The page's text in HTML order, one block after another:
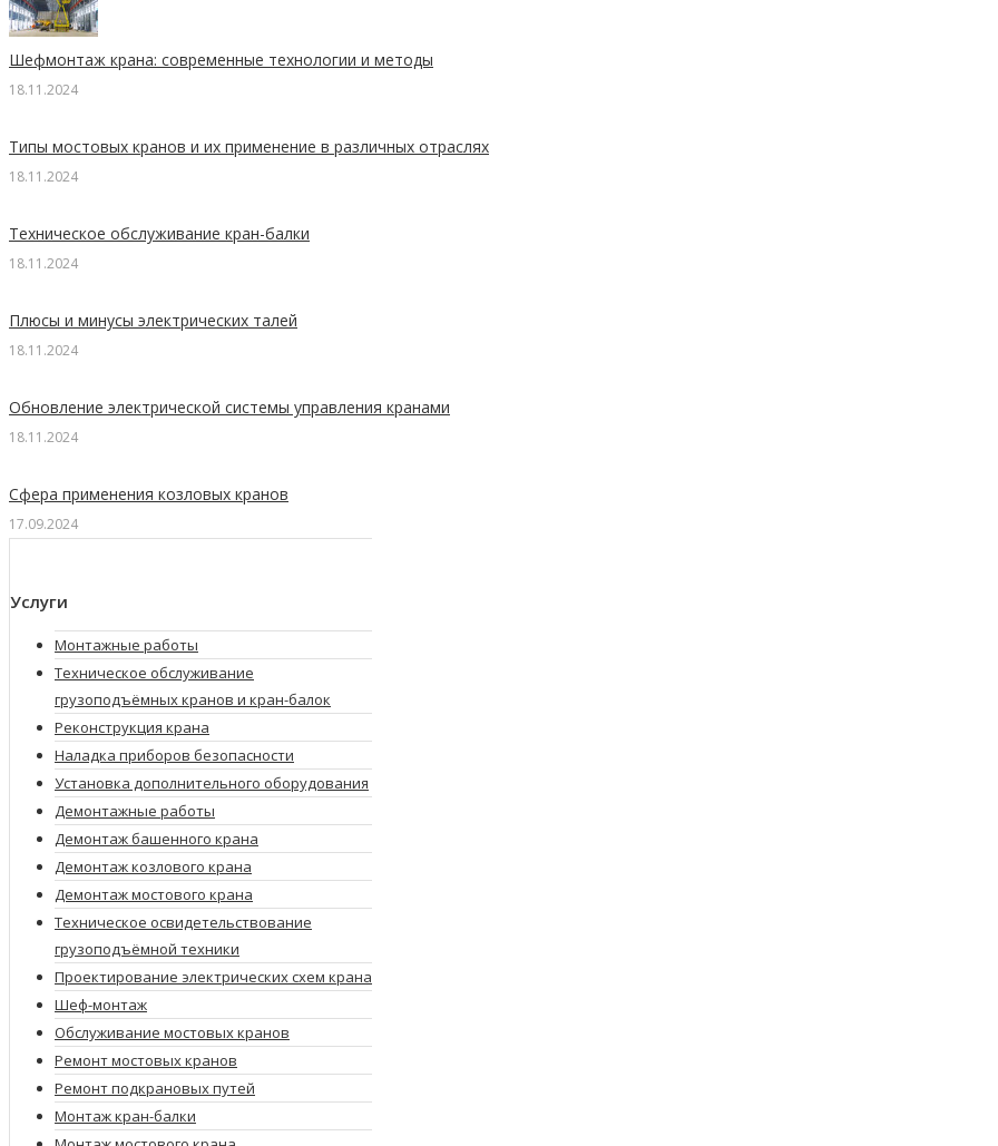
Шефмонтаж крана: современные технологии и методы
18.11.2024
Типы мостовых кранов и их применение в различных отраслях
18.11.2024
Техническое обслуживание кран-балки
18.11.2024
Плюсы и минусы электрических талей
18.11.2024
Обновление электрической системы управления кранами
18.11.2024
Сфера применения козловых кранов
17.09.2024
Услуги
Монтажные работы
Техническое обслуживание
грузоподъёмных кранов и кран-балок
Реконструкция крана
Наладка приборов безопасности
Установка дополнительного оборудования
Демонтажные работы
Демонтаж башенного крана
Демонтаж козлового крана
Демонтаж мостового крана
Техническое освидетельствование
грузоподъёмной техники
Проектирование электрических схем крана
Шеф-монтаж
Обслуживание мостовых кранов
Ремонт мостовых кранов
Ремонт подкрановых путей
Монтаж кран-балки